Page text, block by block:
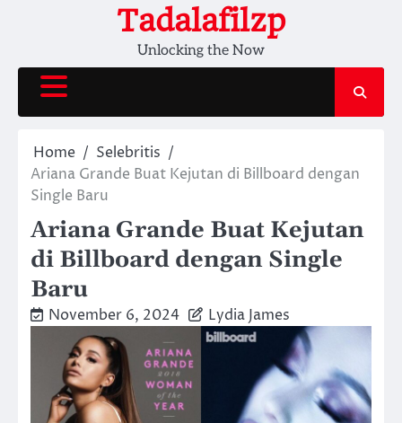
Tadalafilzp
Unlocking the Now
Home
Selebritis
Ariana Grande Buat Kejutan di Billboard dengan
Single Baru
Ariana Grande Buat Kejutan
di Billboard dengan Single
Baru
November 6, 2024 Lydia James